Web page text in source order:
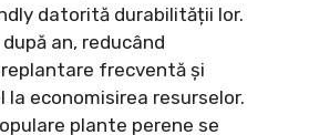
datorită durabilității lor.
an, reducând
frecventă și
economisirea resurselor.
plante perene se